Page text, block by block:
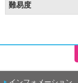
難易度